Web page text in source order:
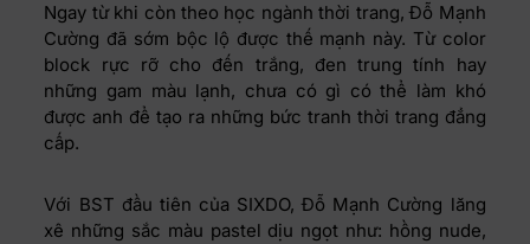
Ngay từ khi còn theo học ngành thời trang, Đỗ Mạnh
Cường đã sớm bộc lộ được thế mạnh này. Từ color
block rực rỡ cho đến trắng, đen trung tính hay
những gam màu lạnh, chưa có gì có thể làm khó
được anh để tạo ra những bức tranh thời trang đẳng
cấp.
Với BST đầu tiên của SIXDO, Đỗ Mạnh Cường lăng
xê những sắc màu pastel dịu ngọt như: hồng nude,